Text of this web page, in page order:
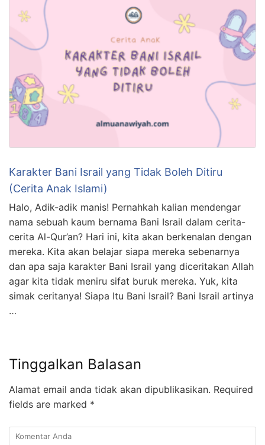
Karakter Bani Israil yang Tidak Boleh Ditiru
(Cerita Anak Islami)
Halo, Adik-adik manis! Pernahkah kalian mendengar
nama sebuah kaum bernama Bani Israil dalam cerita-
cerita Al-Qur’an? Hari ini, kita akan berkenalan dengan
mereka. Kita akan belajar siapa mereka sebenarnya
dan apa saja karakter Bani Israil yang diceritakan Allah
agar kita tidak meniru sifat buruk mereka. Yuk, kita
simak ceritanya! Siapa Itu Bani Israil? Bani Israil artinya
…
Tinggalkan Balasan
Alamat email anda tidak akan dipublikasikan. Required
fields are marked *